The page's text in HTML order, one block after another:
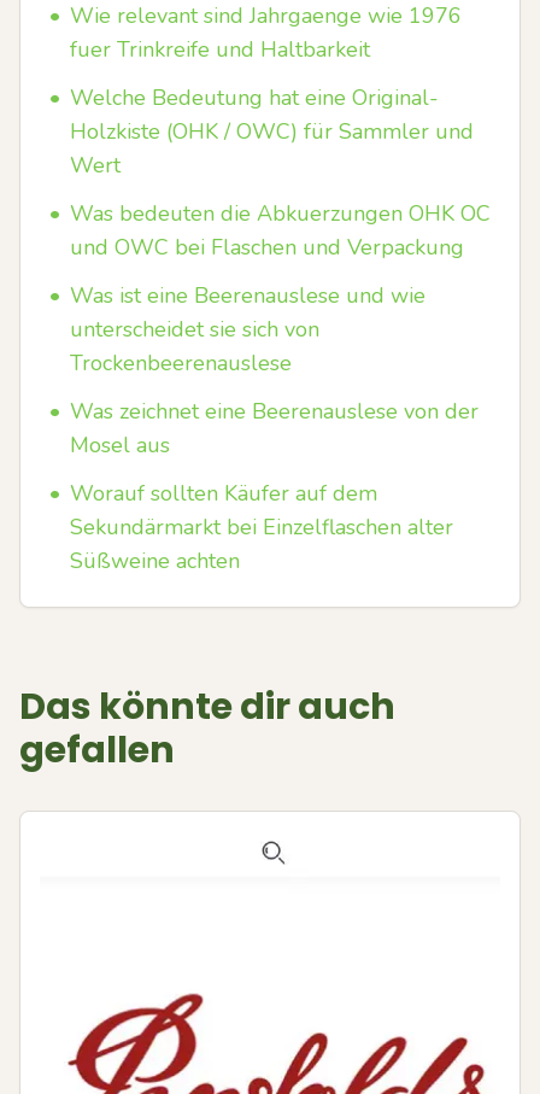
• Wie relevant sind Jahrgaenge wie 1976
fuer Trinkreife und Haltbarkeit
• Welche Bedeutung hat eine Original-
Holzkiste (OHK / OWC) für Sammler und
Wert
• Was bedeuten die Abkuerzungen OHK OC
und OWC bei Flaschen und Verpackung
• Was ist eine Beerenauslese und wie
unterscheidet sie sich von
Trockenbeerenauslese
• Was zeichnet eine Beerenauslese von der
Mosel aus
• Worauf sollten Käufer auf dem
Sekundärmarkt bei Einzelflaschen alter
Süßweine achten
Das könnte dir auch
gefallen